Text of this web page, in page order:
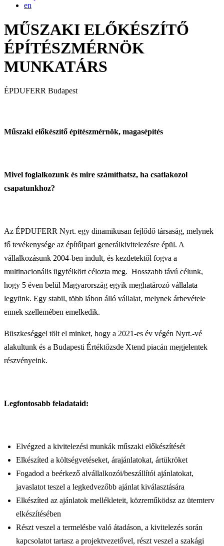
en
MŰSZAKI ELŐKÉSZÍTŐ
ÉPÍTÉSZMÉRNÖK
MUNKATÁRS
ÉPDUFERR Budapest
Műszaki előkészítő építészmérnök, magasépítés
Mivel foglalkozunk és mire számíthatsz, ha csatlakozol
csapatunkhoz?
Az ÉPDUFERR Nyrt. egy dinamikusan fejlődő társaság, melynek
fő tevékenysége az építőipari generálkivitelezésre épül. A
vállalkozásunk 2004-ben indult, és kezdetektől fogva a
multinacionális ügyfélkört célozta meg. Hosszabb távú célunk,
hogy 5 éven belül Magyarország egyik meghatározó vállalata
legyünk. Egy stabil, több lábon álló vállalat, melynek árbevétele
ennek szellemében emelkedik.
Büszkeséggel tölt el minket, hogy a 2021-es év végén Nyrt.-vé
alakultunk és a Budapesti Értéktőzsde Xtend piacán megjelentek
részvényeink.
Legfontosabb feladataid:
Elvégzed a kivitelezési munkák műszaki előkészítését
Elkészíted a költségvetéseket, árajánlatokat, ártükröket
Fogadod a beérkező alvállalkozói/beszállítói ajánlatokat,
javaslatot teszel a legkedvezőbb ajánlat kiválasztására
Elkészíted az ajánlatok mellékleteit, közreműködsz az ütemterv
elkészítésében
Részt veszel a termelésbe való átadáson, a kivitelezés során
kapcsolatot tartasz a projektvezetővel, részt veszel a szakági